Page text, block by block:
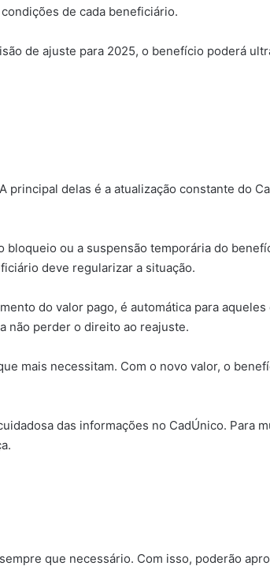
de cada beneficiário.
de ajuste para 2025, o benefício poderá
delas é a atualização constante do
ou a suspensão temporária do
deve regularizar a situação.
do valor pago, é automática para aqueles
não perder o direito ao reajuste.
mais necessitam. Com o novo valor, o
das informações no CadÚnico. Para
que necessário. Com isso, poderão